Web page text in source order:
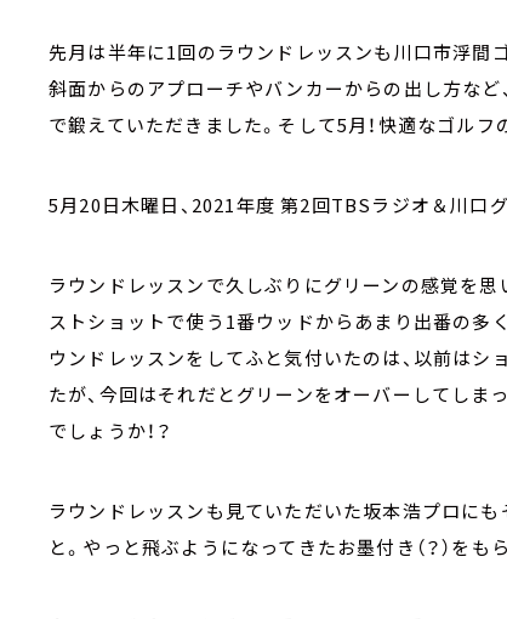
先月は半年に1回のラウンドレッスンも川口市浮間
斜面からのアプローチやバンカーからの出し方な
で鍛えていただきました。そして5月！快適なゴル
5月20日木曜日、2021年度 第2回TBSラジオ＆川口
ラウンドレッスンで久しぶりにグリーンの感覚を
ストショットで使う1番ウッドからあまり出番の多
ウンドレッスンをしてふと気付いたのは、以前は
たが、今回はそれだとグリーンをオーバーしてし
でしょうか！？
ラウンドレッスンも見ていただいた坂本浩プロにも
と。やっと飛ぶようになってきたお墨付き（？）をも